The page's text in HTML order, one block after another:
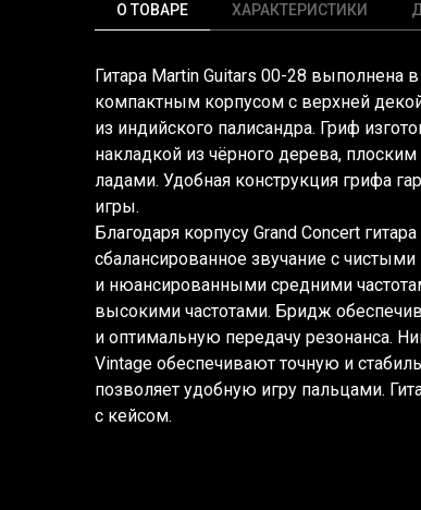
О ТОВАРЕ ХАРАКТЕРИСТИКИ
Гитара Martin Guitars 00-28 выполнена
компактным корпусом с верхней
из индийского палисандра. Гриф
накладкой из чёрного дерева,
ладами. Удобная конструкция грифа
игры.
Благодаря корпусу Grand Concert
сбалансированное звучание с
и нюансированными средними
высокими частотами. Бридж
и оптимальную передачу резонанса.
Vintage обеспечивают точную и
позволяет удобную игру пальцами.
с кейсом.